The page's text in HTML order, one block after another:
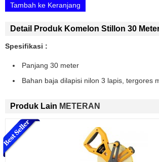
Tambah ke Keranjang
Detail Produk Komelon Stillon 30
Spesifikasi :
Panjang 30 meter
Bahan baja dilapisi nilon 3 lapis, tergores
Produk Lain METERAN